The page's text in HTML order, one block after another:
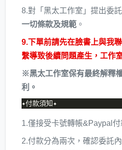
8.對「黑太工作室」提出委
一切條款及規範 。
9.下單前請先在臉書上與我
繫導致後續問題產生，工作
※黑太工作室保有最終解釋
利。
1.僅接受卡號轉帳&Paypal付
2.付款分為兩次，確認委託